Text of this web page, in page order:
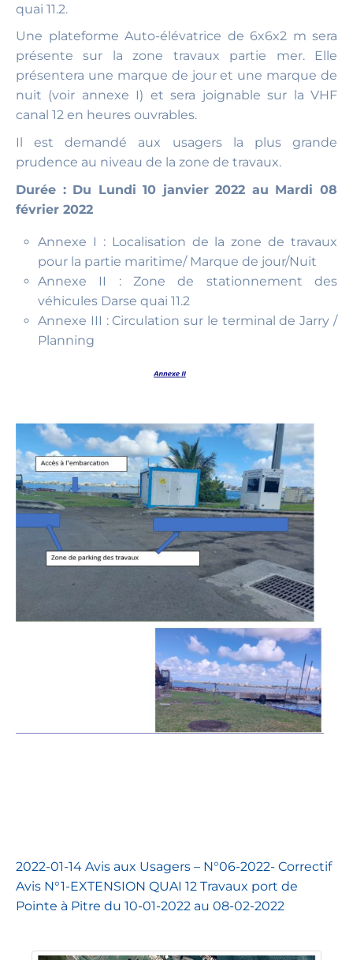
quai 11.2.
Une plateforme Auto-élévatrice de 6x6x2 m sera
présente sur la zone travaux partie mer. Elle
présentera une marque de jour et une marque de
nuit (voir annexe I) et sera joignable sur la VHF
canal 12 en heures ouvrables.
Il est demandé aux usagers la plus grande
prudence au niveau de la zone de travaux.
Durée : Du Lundi 10 janvier 2022 au Mardi 08
février 2022
Annexe I : Localisation de la zone de travaux
pour la partie maritime/ Marque de jour/Nuit
Annexe II : Zone de stationnement des
véhicules Darse quai 11.2
Annexe III : Circulation sur le terminal de Jarry /
Planning
2022-01-14 Avis aux Usagers – N°06-2022- Correctif
Avis N°1-EXTENSION QUAI 12 Travaux port de
Pointe à Pitre du 10-01-2022 au 08-02-2022